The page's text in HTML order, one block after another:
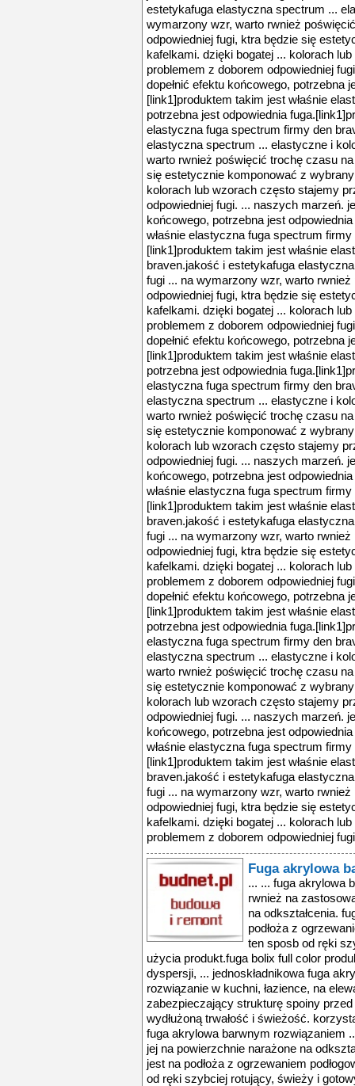
estetykafuga elastyczna spectrum ...
wymarzony wzr, warto rwnież
odpowiedniej fugi, ktra będzie się
kafelkami. dzięki bogatej ... kolorach
problemem z doborem odpowiedniej
dopełnić efektu końcowego, potrzebna
[link1]produktem takim jest właśnie
potrzebna jest odpowiednia
elastyczna fuga spectrum firmy den
elastyczna spectrum ... elastyczne i
warto rwnież poświęcić trochę czasu
się estetycznie komponować z
kolorach lub wzorach często stajemy
odpowiedniej fugi. ... naszych marzeń.
końcowego, potrzebna jest
właśnie elastyczna fuga spectrum
[link1]produktem takim jest właśnie
braven.jakość i estetykafuga
fugi ... na wymarzony wzr, warto
odpowiedniej fugi, ktra będzie się
kafelkami. dzięki bogatej ... kolorach
problemem z doborem odpowiedniej
dopełnić efektu końcowego, potrzebna
[link1]produktem takim jest właśnie
potrzebna jest odpowiednia
elastyczna fuga spectrum firmy den
elastyczna spectrum ... elastyczne i
warto rwnież poświęcić trochę czasu
się estetycznie komponować z
kolorach lub wzorach często stajemy
odpowiedniej fugi. ... naszych marzeń.
końcowego, potrzebna jest
właśnie elastyczna fuga spectrum
[link1]produktem takim jest właśnie
braven.jakość i estetykafuga
fugi ... na wymarzony wzr, warto
odpowiedniej fugi, ktra będzie się
kafelkami. dzięki bogatej ... kolorach
problemem z doborem odpowiedniej
dopełnić efektu końcowego, potrzebna
[link1]produktem takim jest właśnie
potrzebna jest odpowiednia
elastyczna fuga spectrum firmy den
elastyczna spectrum ... elastyczne i
warto rwnież poświęcić trochę czasu
się estetycznie komponować z
kolorach lub wzorach często stajemy
odpowiedniej fugi. ... naszych marzeń.
końcowego, potrzebna jest
właśnie elastyczna fuga spectrum
[link1]produktem takim jest właśnie
braven.jakość i estetykafuga
fugi ... na wymarzony wzr, warto
odpowiedniej fugi, ktra będzie się
kafelkami. dzięki bogatej ... kolorach
problemem z doborem odpowiedniej
Fuga akrylowa
... ... fuga akrylowa
rwnież na
na odkształcenia.
podłoża z
ten sposb od ręki
użycia produkt.fuga bolix full color
dyspersji, ... jednoskładnikowa fuga
rozwiązanie w kuchni, łazience, na
zabezpieczający strukturę spoiny
wydłużoną trwałość i świeżość.
fuga akrylowa barwnym rozwiązaniem
jej na powierzchnie narażone na
jest na podłoża z ogrzewaniem
od ręki szybciej rotujący, świeży i